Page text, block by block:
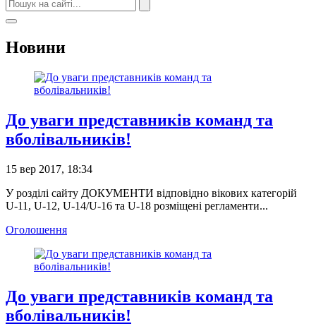
Новини
До уваги представників команд та
вболівальників!
15 вер 2017, 18:34
У розділі сайту ДОКУМЕНТИ відповідно вікових категорій
U-11, U-12, U-14/U-16 та U-18 розміщені регламенти...
Оголошення
До уваги представників команд та
вболівальників!